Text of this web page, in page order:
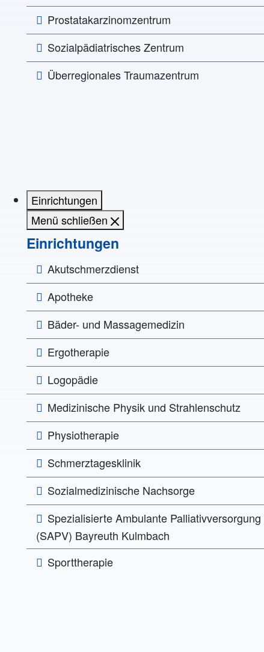
Prostatakarzinomzentrum
Sozialpädiatrisches Zentrum
Überregionales Traumazentrum
Einrichtungen
Menü schließen
Einrichtungen
Akutschmerzdienst
Apotheke
Bäder- und Massagemedizin
Ergotherapie
Logopädie
Medizinische Physik und Strahlenschutz
Physiotherapie
Schmerztagesklinik
Sozialmedizinische Nachsorge
Spezialisierte Ambulante Palliativversorgung
(SAPV) Bayreuth Kulmbach
Sporttherapie